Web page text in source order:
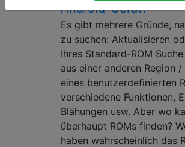
Android-Gerät?
Es gibt mehrere Gründe,
zu suchen: Aktualisieren
Ihres Standard-ROM
aus einer anderen Region /
eines benutzerdefinierten
verschiedene Funktionen,
Blähungen usw. Aber wo
überhaupt ROMs finden?
haben wahrscheinlich das